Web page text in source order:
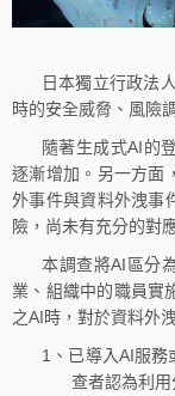
日本獨立行政法
時的安全威脅、風險
隨著生成式AI的
逐漸增加。另一方面
外事件與資料外洩事
險，尚未有充分的對
本調查將AI區分
業、組織中的職員實
之AI時，對於資料外
1、已導入AI服務
查者認為利